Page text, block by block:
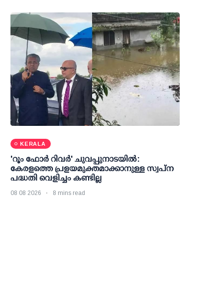
KERALA
'റൂം ഫോര്‍ റിവര്‍' ചുവപ്പുനാടയില്‍:
കേരളത്തെ പ്രളയമുക്തമാക്കാനുള്ള സ്വപ്ന
പദ്ധതി വെളിച്ചം കണ്ടില്ല
08 08 2026 8 mins read